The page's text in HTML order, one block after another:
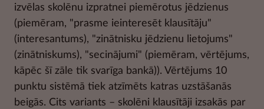
izvēlas skolēnu izpratnei piemērotus jēdzienus
(piemēram, "prasme ieinteresēt klausītāju"
(interesantums), "zinātnisku jēdzienu lietojums"
(zinātniskums), "secinājumi" (piemēram, vērtējums,
kāpēc šī zāle tik svarīga bankā)). Vērtējums 10
punktu sistēmā tiek atzīmēts katras uzstāšanās
beigās. Cits variants – skolēni klausītāji izsakās par